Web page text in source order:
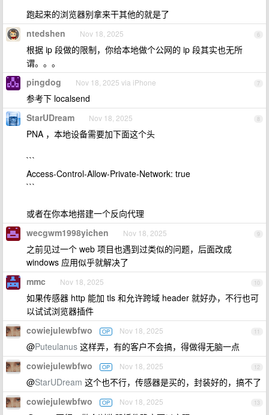
跑起来的浏览器别拿来干其他的就是了
6
ntedshen Nov 18, 2025
根据 ip 段做的限制，你给本地做个公网的 ip 段其实也无所
谓。。。
7
pingdog Nov 18, 2025 via iPhone
参考下 localsend
8
StarUDream Nov 18, 2025
PNA ，本地设备需要加下面这个头
```
Access-Control-Allow-Private-Network: true
```
或者在你本地搭建一个反向代理
9
wecgwm1998yichen Nov 18, 2025
之前见过一个 web 项目也遇到过类似的问题，后面改成
windows 应用似乎就解决了
10
mmc Nov 18, 2025
如果传感器 http 能加 tls 和允许跨域 header 就好办，不行也可
以试试浏览器插件
11
cowiejulewbfwo OP Nov 18, 2025
@Puteulanus 这样弄，有的客户不会搞，得做得无脑一点
12
cowiejulewbfwo OP Nov 18, 2025
@StarUDream 这个也不行，传感器是买的，封装好的，搞不了
13
cowiejulewbfwo OP Nov 18, 2025